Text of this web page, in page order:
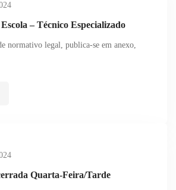
– Técnico Especializado
normativo legal, publica-se em anexo,
Quarta-Feira/Tarde